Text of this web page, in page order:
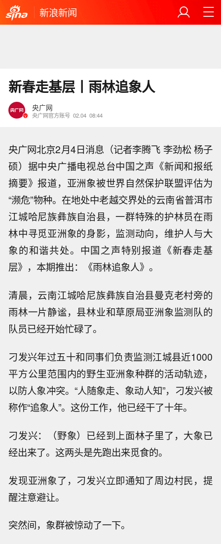
新浪新闻
新春走基层丨雨林追象人
央广网
央广网官方账号 02.04 08:44
央广网北京2月4日消息（记者李腾飞 李劲松 杨子
硕）据中央广播电视总台中国之声《新闻和报纸
摘要》报道，亚洲象被世界自然保护联盟评估为
“濒危”物种。在地处中老越交界处的云南省普洱市
江城哈尼族彝族自治县，一群特殊的护林员在雨
林中寻觅亚洲象的身影，监测动向，维护人与大
象的和谐共处。中国之声特别报道《新春走基
层》，本期推出：《雨林追象人》。
清晨，云南江城哈尼族彝族自治县曼克老村旁的
雨林一片静谧，县林业和草原局亚洲象监测队的
队员已经开始忙碌了。
刁发兴年过五十和同事们负责监测江城县近1000
平方公里范围内的野生亚洲象种群的活动轨迹，
以防人象冲突。“人随象走、象动人知”，刁发兴被
称作“追象人”。这份工作，他已经干了十年。
刁发兴：（野象）已经到上面林子里了，大象已
经出来了。这两头是先跑出来觅食的。
发现亚洲象了，刁发兴立即通知了周边村民，提
醒注意避让。
突然间，象群被惊动了一下。